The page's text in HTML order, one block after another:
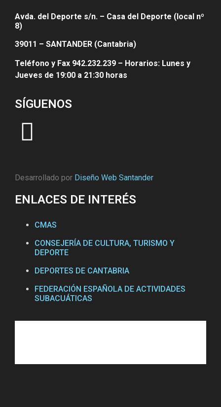
Avda. del Deporte s/n. – Casa del Deporte (local nº
8)
39011 – SANTANDER (Cantabria)
Teléfono y Fax 942.232.239 – Horarios: Lunes y
Jueves de 19:00 a 21:30 horas
SÍGUENOS
Desarrollado por Diseño Web Santander
ENLACES DE INTERÉS
CMAS
CONSEJERÍA DE CULTURA, TURISMO Y
DEPORTE
DEPORTES DE CANTABRIA
FEDERACIÓN ESPAÑOLA DE ACTIVIDADES
SUBACUÁTICAS